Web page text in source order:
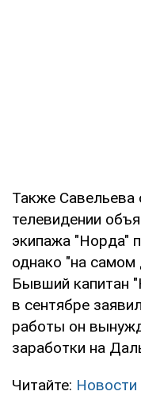
Также
телевидении
экипажа "Норда"
однако "на самом
Бывший капитан
в сентябре
работы он
заработки на
Читайте: